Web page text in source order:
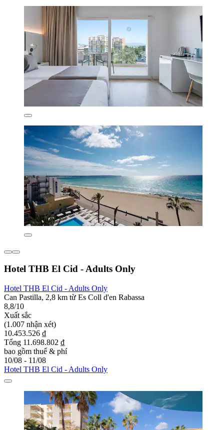
Hotel THB El Cid - Adults Only
Hotel THB El Cid - Adults Only
Can Pastilla, 2,8 km từ Es Coll d'en Rabassa
8,8/10
Xuất sắc
(1.007 nhận xét)
10.453.526 ₫
Tổng 11.698.802 ₫
bao gồm thuế & phí
10/08 - 11/08
Hotel THB El Cid - Adults Only